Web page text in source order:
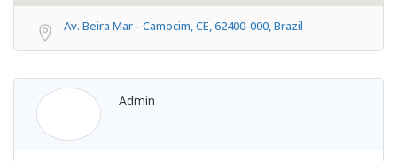
Av. Beira Mar - Camocim, CE, 62400-000, Brazil
Admin